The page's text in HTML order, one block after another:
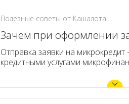
Полезные советы от Кашалота
Зачем при оформлении
Отправка заявки на
кредитными услугами